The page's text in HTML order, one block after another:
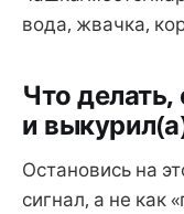
вода, жвачка,
Что делать,
и
Остановись на
сигнал, а не как